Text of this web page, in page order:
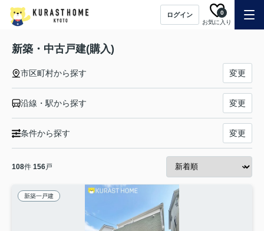
ログイン
お気に入り
0
新築・中古戸建(購入)
市区町村から探す 変更
沿線・駅から探す 変更
条件から探す 変更
108件 156戸
新築一戸建